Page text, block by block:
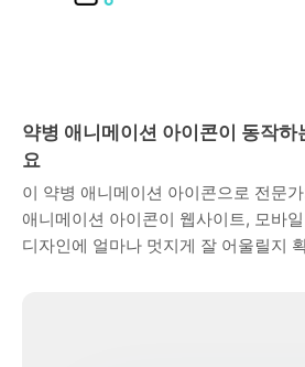
약병 애니메이션 아이콘이 동작하
요
이 약병 애니메이션 아이콘으로 전문
애니메이션 아이콘이 웹사이트, 모바
디자인에 얼마나 멋지게 잘 어울릴지